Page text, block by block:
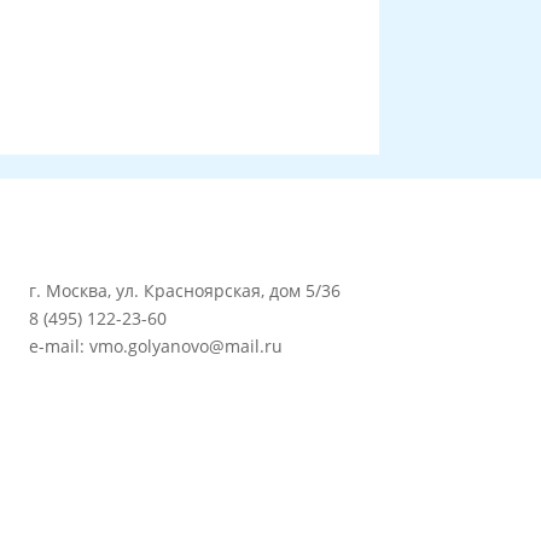
г. Москва, ул. Красноярская, дом 5/36
8 (495) 122-23-60
e-mail: vmo.golyanovo@mail.ru